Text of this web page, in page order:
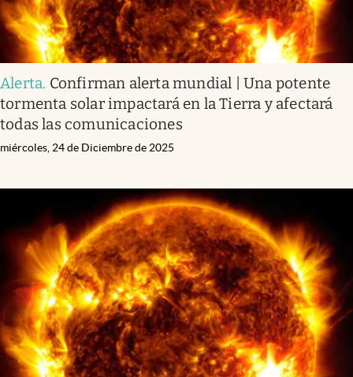
Alerta. Confirman alerta mundial | Una potente
tormenta solar impactará en la Tierra y afectará
todas las comunicaciones
miércoles, 24 de Diciembre de 2025